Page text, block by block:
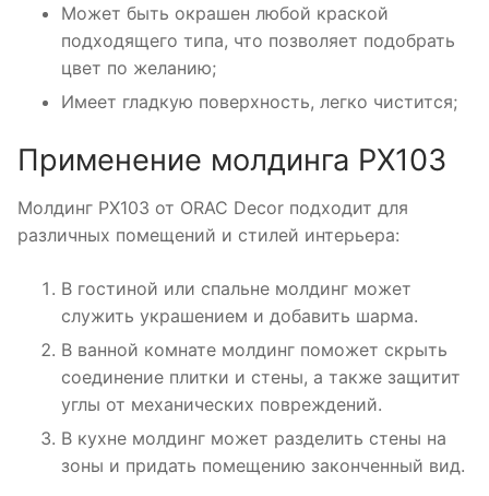
Может быть окрашен любой краской
подходящего типа, что позволяет подобрать
цвет по желанию;
Имеет гладкую поверхность, легко чистится;
Применение молдинга PX103
Молдинг PX103 от ORAC Decor подходит для
различных помещений и стилей интерьера:
В гостиной или спальне молдинг может
служить украшением и добавить шарма.
В ванной комнате молдинг поможет скрыть
соединение плитки и стены, а также защитит
углы от механических повреждений.
В кухне молдинг может разделить стены на
зоны и придать помещению законченный вид.